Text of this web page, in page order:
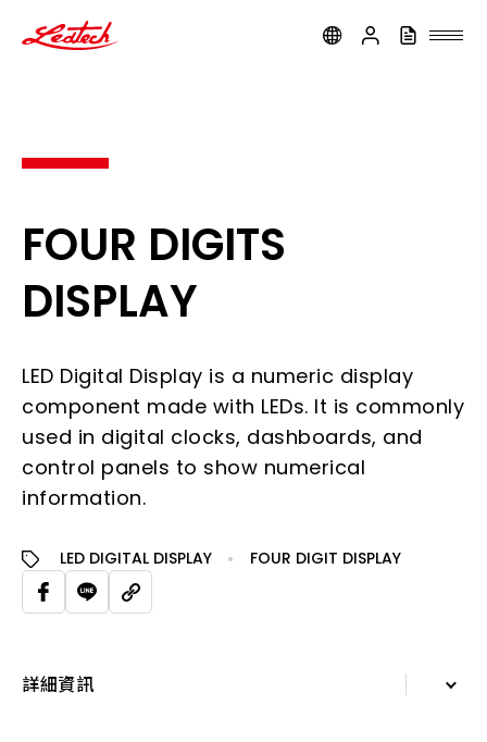
FOUR DIGITS
DISPLAY
LED Digital Display is a numeric display
component made with LEDs. It is commonly
used in digital clocks, dashboards, and
control panels to show numerical
information.
LED DIGITAL DISPLAY FOUR DIGIT DISPLAY
詳細資訊